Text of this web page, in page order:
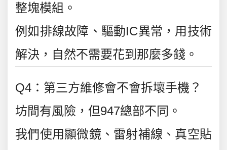
整塊模組。
例如排線故障、驅動IC異常，用技術
解決，自然不需要花到那麼多錢。
Q4：第三方維修會不會拆壞手機？
坊間有風險，但947總部不同。
我們使用顯微鏡、雷射補線、真空貼